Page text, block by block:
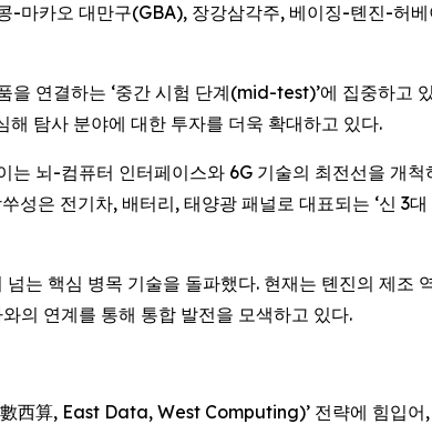
-마카오 대만구(GBA), 장강삼각주, 베이징-톈진-허
연결하는 ‘중간 시험 단계(mid-test)’에 집중하고
탐사 분야에 대한 투자를 더욱 확대하고 있다.
뇌-컴퓨터 인터페이스와 6G 기술의 최전선을 개척
은 전기차, 배터리, 태양광 패널로 대표되는 ‘신 3대
는 핵심 병목 기술을 돌파했다. 현재는 톈진의 제조
의 연계를 통해 통합 발전을 모색하고 있다.
西算, East Data, West Computing)’ 전략에 힘입어